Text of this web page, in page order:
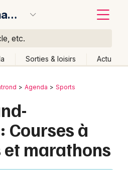
Saint-Amand-Montrond
etc.
Sorties & loisirs Actu
Agenda Sports
Courses à
marathons
Changer de lieu
Effacer les dates
Ce week-end Autre